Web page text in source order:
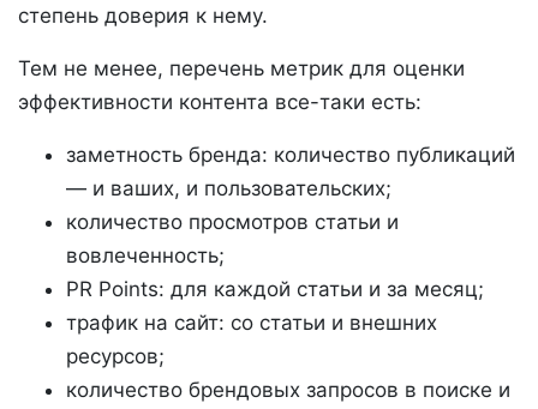
степень доверия к нему.
Тем не менее, перечень метрик для оценки
эффективности контента все-таки есть:
заметность бренда: количество публикаций
— и ваших, и пользовательских;
количество просмотров статьи и
вовлеченность;
PR Points: для каждой статьи и за месяц;
трафик на сайт: со статьи и внешних
ресурсов;
количество брендовых запросов в поиске и